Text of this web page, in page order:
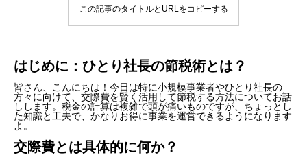
この記事のタイトルとURLをコピーする
はじめに：ひとり社長の節税術とは？
皆さん、こんにちは！今日は特に小規模事業者やひとり社長の
方々に向けて、交際費を賢く活用して節税する方法についてお話
しします。税金の計算は複雑で頭が痛いものですが、ちょっとし
た知識と工夫で、かなりお得に事業を運営できるようになります
よ。
交際費とは具体的に何か？